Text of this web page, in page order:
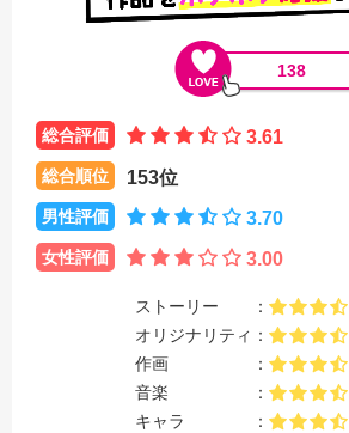
138
総合評価 3.61
総合順位 153位
男性評価 3.70
女性評価 3.00
ストーリー
オリジナリティ
作画
音楽
キャラ